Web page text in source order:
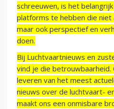
schreeuwen, is het
platforms te hebben die niet
maar ook perspectief en
doen.
Bij Luchtvaartnieuws en
vind je die
leveren van het meest
nieuws over de luchtvaart-
maakt ons een onmisbare